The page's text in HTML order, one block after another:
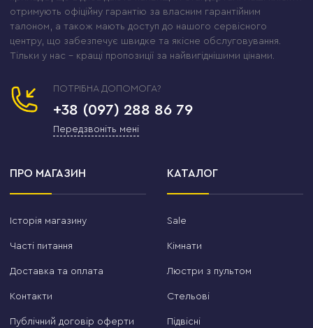
отримують офіційну гарантію за власним гарантійним
талоном, а також мають доступ до нашого сервісного
центру, що забезпечує швидке та якісне обслуговування.
Тільки у нас – кращі пропозиції за найвигіднішими цінами.
ПОТРІБНА ДОПОМОГА?
+38 (097) 288 86 79
Передзвоніть мені
ПРО МАГАЗИН
Історія магазину
Часті питання
Доставка та оплата
Контакти
Публічний договір оферти
КАТАЛОГ
Sale
Кімнати
Люстри з пультом
Стельові
Підвісні